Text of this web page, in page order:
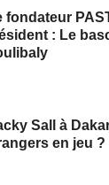
fondateur
: Le
Sall à
en jeu ?